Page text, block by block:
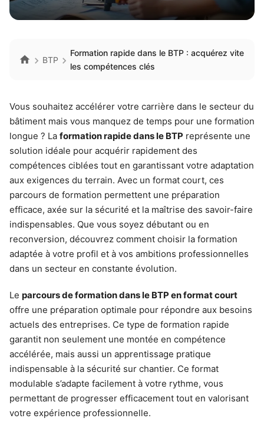
BTP
Formation rapide dans le BTP : acquérez vite
les compétences clés
Vous souhaitez accélérer votre carrière dans le secteur du
bâtiment mais vous manquez de temps pour une formation
longue ? La formation rapide dans le BTP représente une
solution idéale pour acquérir rapidement des
compétences ciblées tout en garantissant votre adaptation
aux exigences du terrain. Avec un format court, ces
parcours de formation permettent une préparation
efficace, axée sur la sécurité et la maîtrise des savoir-faire
indispensables. Que vous soyez débutant ou en
reconversion, découvrez comment choisir la formation
adaptée à votre profil et à vos ambitions professionnelles
dans un secteur en constante évolution.
Le parcours de formation dans le BTP en format court
offre une préparation optimale pour répondre aux besoins
actuels des entreprises. Ce type de formation rapide
garantit non seulement une montée en compétence
accélérée, mais aussi un apprentissage pratique
indispensable à la sécurité sur chantier. Ce format
modulable s’adapte facilement à votre rythme, vous
permettant de progresser efficacement tout en valorisant
votre expérience professionnelle.